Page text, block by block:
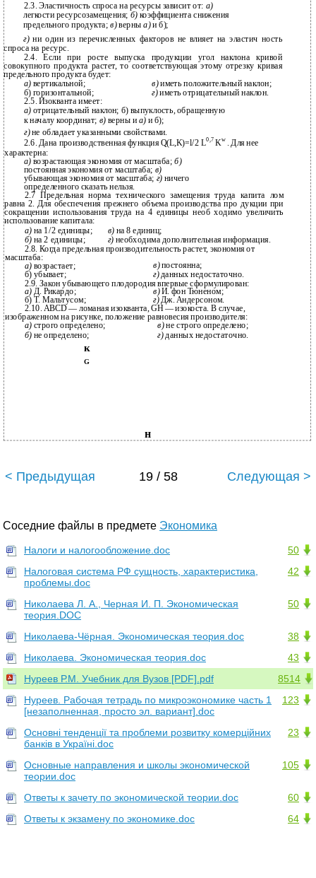
2.3. Эластичность спроса на ресурсы зависит от: а)
легкости ресурсозамещения; б) коэффициента снижения
предельного продукта;в)верныа)и б);
г)ни один из перечисленных факторов не влияет на эластич­ ность
спроса на ресурс.
2.4. Если при росте выпуска продукции угол наклона кривой
совокупного продукта растет, то соответствующая этому отрезку кривая
предельного продукта будет:
а) вертикальной; в)иметь положительный наклон;
б) горизонтальной; г)иметь отрицательный наклон.
2.5. Изокванта имеет:
а) отрицательный наклон; б) выпуклость, обращенную
к началу координат; в) верны и а) и б);
г)не обладает указанными свойствами.
2.6. Дана производственная функция Q(L,K)=l/2 L0,7Kw . Для нее
характерна:
а) возрастающая экономия от масштаба;б)
постоянная экономия от масштаба; в)
убывающая экономия от масштаба; г) ничего
определенного сказать нельзя.
2.7 Предельная норма технического замещения труда капита­ лом
равна 2. Для обеспечения прежнего объема производства про­ дукции при
сокращении использования труда на 4 единицы необ­ ходимо увеличить
использование капитала:
а) на 1/2 единицы; в) на 8 единиц;
б) на 2 единицы; г) необходима дополнительная информация.
2.8. Когда предельная производительность растет, экономия от
масштаба:
в)постоянна;
а) возрастает;
б) убывает;
г)данных недостаточно.
2.9. Закон убывающего плодородия впервые сформулирован:
а) Д. Рикардо; в)И. фон Тюненом;
б) Т. Мальтусом;
г)Дж. Андерсоном.
2.10. ABCD — ломаная изокванта, GH — изокоста. В случае,
изображенном на рисунке, положение равновесия производителя:
а) строго определено; в)не строго определено;
б) не определено; г)данных недостаточно.
к
G
н
< Предыдущая 19 / 58 Следующая >
Соседние файлы в предмете Экономика
50
Налоги и налогообложение.doc
42
Налоговая система РФ сущность, характеристика,
проблемы.doc
50
Николаева Л. А., Черная И. П. Экономическая
теория.DOC
38
Николаева-Чёрная. Экономическая теория.doc
43
Николаева. Экономическая теория.doc
8514
Нуреев Р.М. Учебник для Вузов [PDF].pdf
123
Нуреев. Рабочая тетрадь по микроэкономике часть 1
[незаполненная, просто эл. вариант].doc
23
Основні тенденції та проблеми розвитку комерційних
банків в Україні.doc
105
Основные направления и школы экономической
теории.doc
60
Ответы к зачету по экономической теории.doc
64
Ответы к экзамену по экономике.doc